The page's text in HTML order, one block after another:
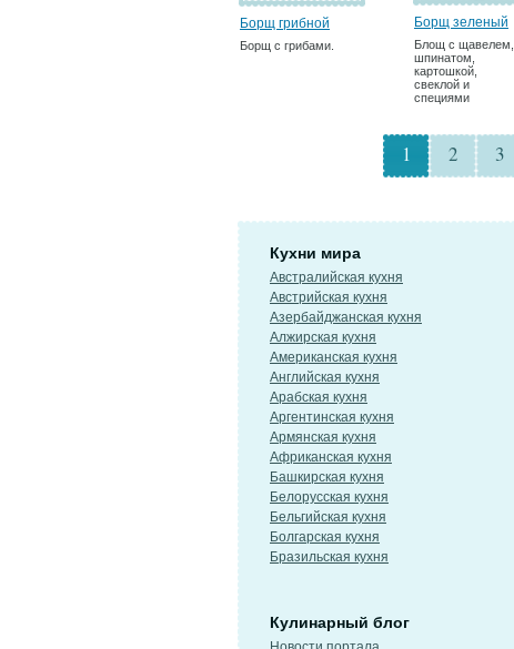
Борщ грибной
Борщ с грибами.
Борщ зеленый
Блощ с щавелем,
шпинатом,
картошкой,
свеклой и
специями
1 2 3
Кухни мира
Австралийская кухня
Австрийская кухня
Азербайджанская кухня
Алжирская кухня
Американская кухня
Английская кухня
Арабская кухня
Аргентинская кухня
Армянская кухня
Африканская кухня
Башкирская кухня
Белорусская кухня
Бельгийская кухня
Болгарская кухня
Бразильская кухня
Кулинарный блог